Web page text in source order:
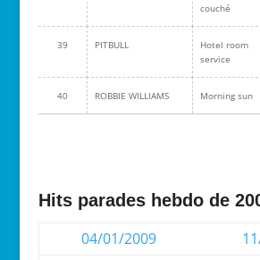
couché
39 PITBULL
Hotel room
service
40 ROBBIE WILLIAMS Morning sun
Hits parades hebdo de
04/01/2009